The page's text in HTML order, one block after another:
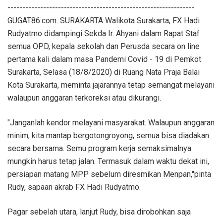
---------------------------------------------------------------
GUGAT86.com. SURAKARTA Walikota Surakarta, FX Hadi
Rudyatmo didampingi Sekda Ir. Ahyani dalam Rapat Staf
semua OPD, kepala sekolah dan Perusda secara on line
pertama kali dalam masa Pandemi Covid - 19 di Pemkot
Surakarta, Selasa (18/8/2020) di Ruang Nata Praja Balai
Kota Surakarta, meminta jajarannya tetap semangat melayani
walaupun anggaran terkoreksi atau dikurangi.
"Janganlah kendor melayani masyarakat. Walaupun anggaran
minim, kita mantap bergotongroyong, semua bisa diadakan
secara bersama. Semu program kerja semaksimalnya
mungkin harus tetap jalan. Termasuk dalam waktu dekat ini,
persiapan matang MPP sebelum diresmikan Menpan,"pinta
Rudy, sapaan akrab FX Hadi Rudyatmo.
Pagar sebelah utara, lanjut Rudy, bisa dirobohkan saja